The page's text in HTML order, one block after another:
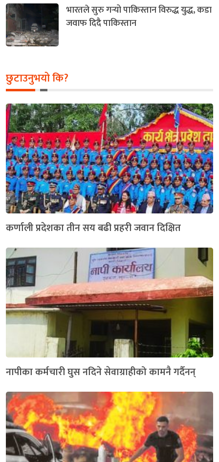
भारतले सुरु गर्‍यो पाकिस्तान विरुद्ध युद्ध, कडा
जवाफ दिदै पाकिस्तान
छुटाउनुभयो कि?
कर्णाली प्रदेशका तीन सय बढी प्रहरी जवान दिक्षित
नापीका कर्मचारी घुस नदिने सेवाग्राहीको कामनै गर्दैनन्